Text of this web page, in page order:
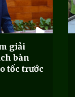
giải
bàn
tốc trước